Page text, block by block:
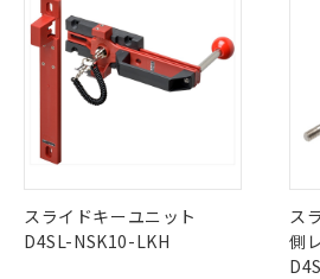
スライドキーユニット
D4SL-NSK10-LKH
ス
側
お客様が当ウェブサイ
登録された部品リスト
および当社の共同利用
品・サービスに関する
引・商談に必要な範囲
の共同利用に関して"
用者の範囲」に記載さ
※3 非含有証明書ダウン
下記の非含有証明書をダウ
EU RoHS指令（10物質）の
51物質の非含有証明書（当
※本証明書は発行日時点で非
るもので、過去に遡って非含
い合わせください。